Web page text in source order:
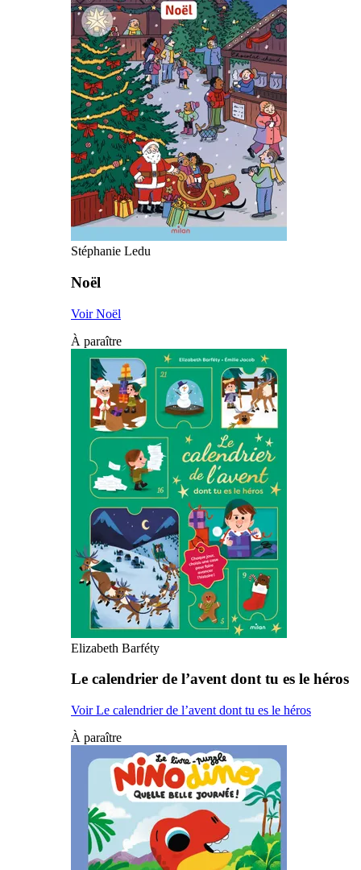
Stéphanie Ledu
Noël
Voir Noël
À paraître
Elizabeth Barféty
Le calendrier de l’avent dont tu es le héros
Voir Le calendrier de l’avent dont tu es le héros
À paraître